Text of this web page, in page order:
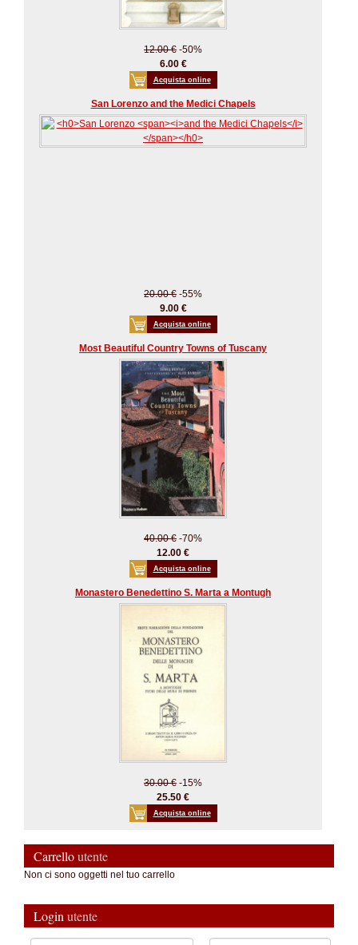
12.00 € -50%
6.00 €
Acquista online
San Lorenzo and the Medici Chapels
20.00 € -55%
9.00 €
Acquista online
Most Beautiful Country Towns of Tuscany
40.00 € -70%
12.00 €
Acquista online
Monastero Benedettino S. Marta a Montugh
30.00 € -15%
25.50 €
Acquista online
Carrelloutente
Non ci sono oggetti nel tuo carrello
Login utente